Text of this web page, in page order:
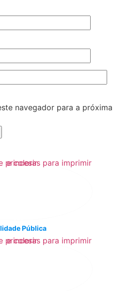
navegador para a próxima
Pública